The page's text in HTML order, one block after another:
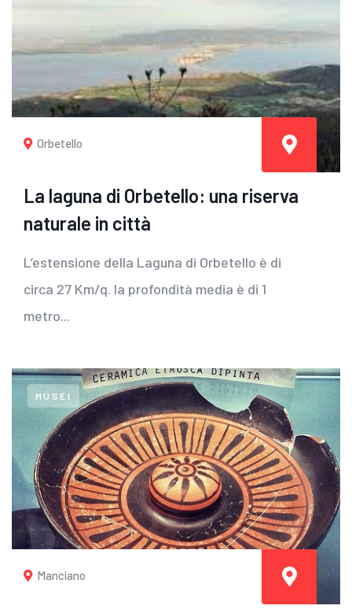
Orbetello
La laguna di Orbetello: una riserva
naturale in città
L’estensione della Laguna di Orbetello è di
circa 27 Km/q. la profondità media è di 1
metro...
MUSEI
Manciano